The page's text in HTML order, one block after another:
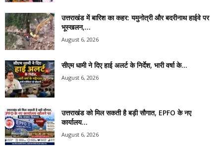
उत्तराखंड में बारिश का कहर: यमुनोत्री और बदरीनाथ हाईवे पर
भूस्खलन,...
August 6, 2026
सीएम धामी ने दिए हाई अलर्ट के निर्देश, भारी वर्षा के...
August 6, 2026
उत्तराखंड को मिल सकती है बड़ी सौगात, EPFO के नए
कार्यालय...
August 6, 2026